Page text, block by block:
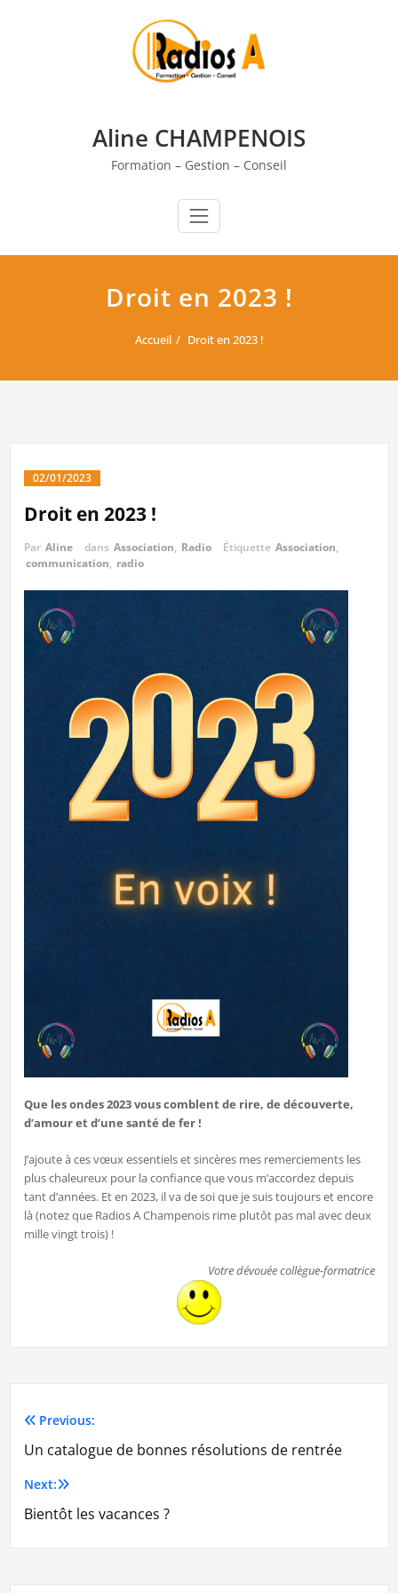
Aline CHAMPENOIS
Formation – Gestion – Conseil
Droit en 2023 !
Accueil Droit en 2023 !
02/01/2023
Droit en 2023 !
Par Aline dans Association, Radio Étiquette Association,
communication, radio
Que les ondes 2023 vous comblent de rire, de découverte,
d’amour et d’une santé de fer !
J’ajoute à ces vœux essentiels et sincères mes remerciements les
plus chaleureux pour la confiance que vous m’accordez depuis
tant d’années. Et en 2023, il va de soi que je suis toujours et encore
là (notez que Radios A Champenois rime plutôt pas mal avec deux
mille vingt trois) !
Votre dévouée collègue-formatrice
Navigation
de
l’article
Previous:
Un catalogue de bonnes résolutions de rentrée
Next:
Bientôt les vacances ?